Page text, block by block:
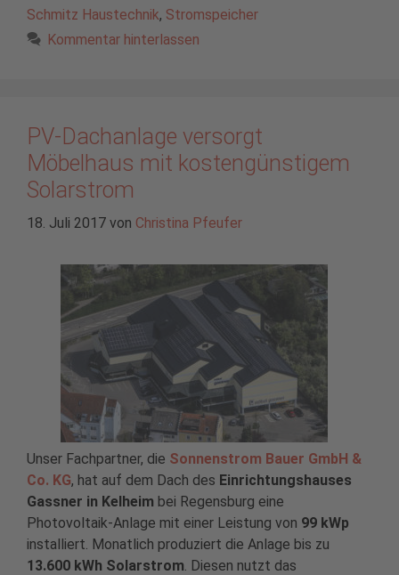
Schmitz Haustechnik, Stromspeicher
Kommentar hinterlassen
PV-Dachanlage versorgt
Möbelhaus mit kostengünstigem
Solarstrom
18. Juli 2017 von Christina Pfeufer
Unser Fachpartner, die Sonnenstrom Bauer GmbH &
Co. KG, hat auf dem Dach des Einrichtungshauses
Gassner in Kelheim bei Regensburg eine
Photovoltaik-Anlage mit einer Leistung von 99 kWp
installiert. Monatlich produziert die Anlage bis zu
13.600 kWh Solarstrom . Diesen nutzt das